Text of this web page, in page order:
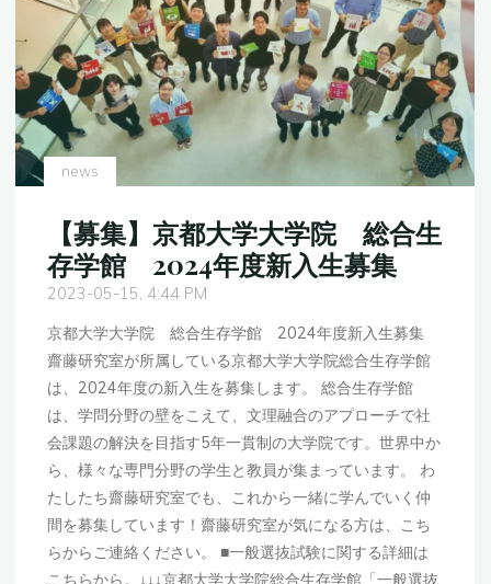
た"
が、
令
和
5
年
度
学
術
振
興
会
特
別
研
究
員
に
採
用
さ
news
【募集】京都大学大学院 総合生
存学館 2024年度新入生募集
2023-05-15, 4:44 PM
京都大学大学院 総合生存学館 2024年度新入生募集
齋藤研究室が所属している京都大学大学院総合生存学館
は、2024年度の新入生を募集します。 総合生存学館
は、学問分野の壁をこえて、文理融合のアプローチで社
会課題の解決を目指す5年一貫制の大学院です。世界中か
ら、様々な専門分野の学生と教員が集まっています。 わ
たしたち齋藤研究室でも、これから一緒に学んでいく仲
間を募集しています！齋藤研究室が気になる方は、こち
らからご連絡ください。 ■一般選抜試験に関する詳細は
こちらから。↓↓↓京都大学大学院総合生存学館「一般選抜